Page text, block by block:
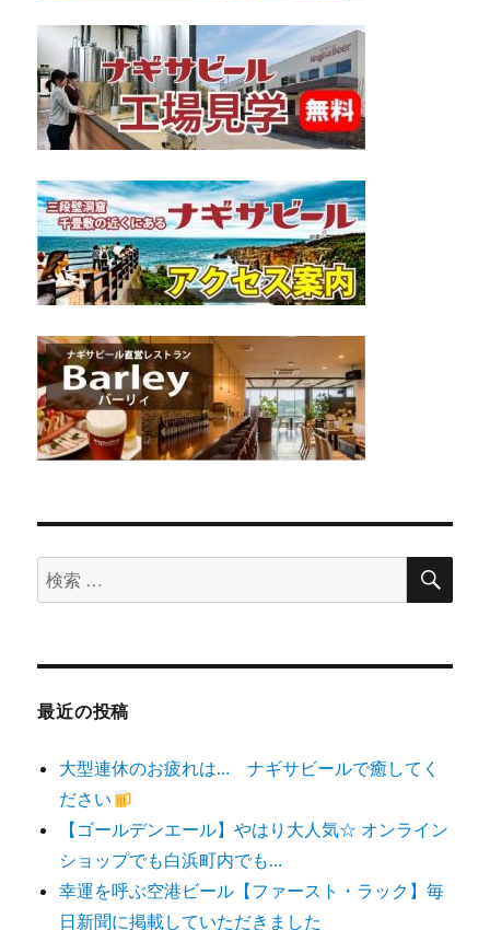
検
索
象:
検
最近の投稿
大型連休のお疲れは… ナギサビールで癒してく
ださい
【ゴールデンエール】やはり大人気☆ オンライン
ショップでも白浜町内でも…
幸運を呼ぶ空港ビール【ファースト・ラック】毎
日新聞に掲載していただきました